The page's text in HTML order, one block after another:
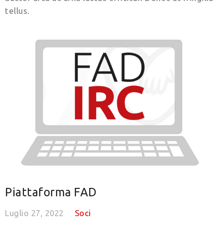
tellus.
Piattaforma FAD
Luglio 27, 2022 Soci